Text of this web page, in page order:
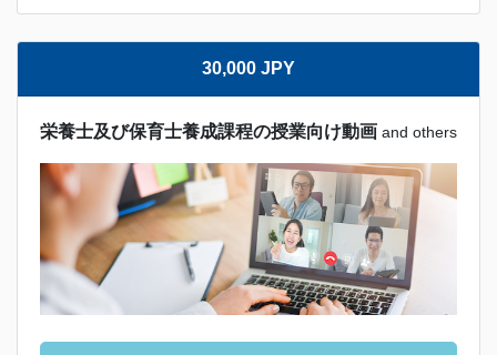
30,000 JPY
栄養士及び保育士養成課程の授業向け動画 and others